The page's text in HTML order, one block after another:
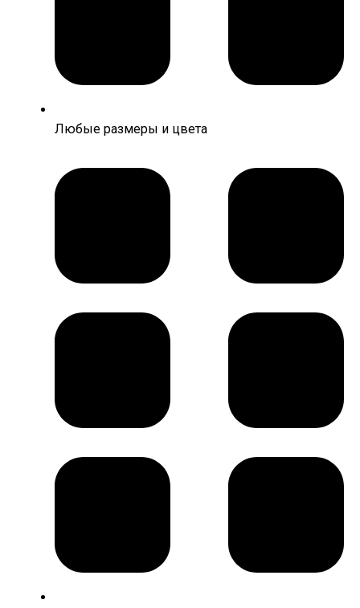
Любые размеры и цвета